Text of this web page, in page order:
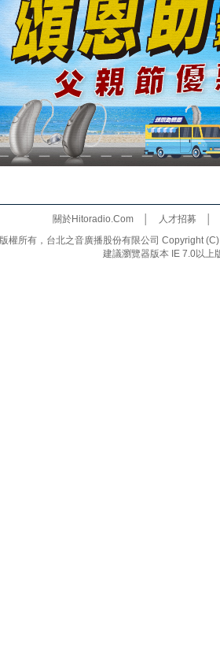
關於Hitoradio.Com│ 人才招募
版權所有，台北之音廣播股份有限公司 Copyright
建議瀏覽器版本 IE 7.0以上